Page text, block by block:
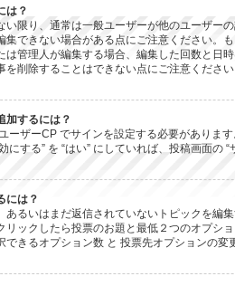
は？
い限り、通常は一般ユーザーが他のユーザー
集できない場合がある点にご注意ください。
は管理人が編集する場合、編集した回数と日
削除することはできない点にご注意ください
加するには？
ーザーCP でサインを設定する必要がありま
にする” を “はい” にしていれば、投稿画面
には？
あるいはまだ返信されていないトピックを編
リックしたら投票のお題と最低２つのオプシ
できるオプション数 と 投票先オプションの変